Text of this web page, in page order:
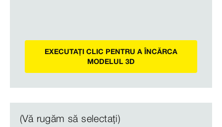
EXECUTAȚI CLIC PENTRU A ÎNCĂRCA
MODELUL 3D
(Vă rugăm să selectați)